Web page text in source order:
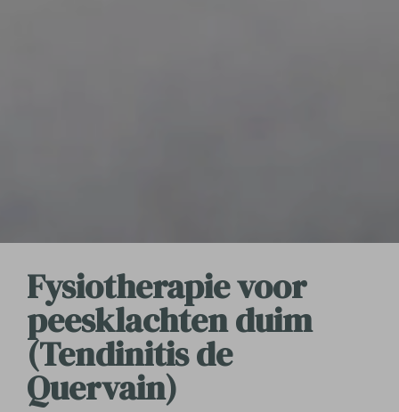
Fysiotherapie voor
peesklachten duim
(Tendinitis de
Quervain)